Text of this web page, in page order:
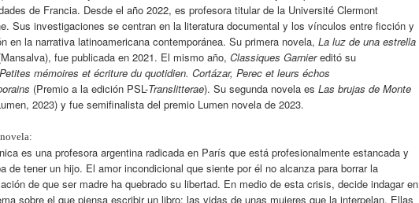
de Francia. Desde el año 2022, es profesora titular de la Université Clermont
Sus investigaciones se centran en la literatura documental y los vínculos entre ficción y
en la narrativa latinoamericana contemporánea. Su primera novela, La luz de una estrella
fue publicada en 2021. El mismo año, Classiques Garniereditó su
Petites mémoires et écriture du quotidien. Cortázar, Perec et leurs échos
(Premio a la edición PSL-Translitterae). Su segunda novela es Las brujas de Monte
2023) y fue semifinalista del premio Lumen novela de 2023.
es una profesora argentina radicada en París que está profesionalmente estancada y
de tener un hijo. El amor incondicional que siente por él no alcanza para borrar la
de que ser madre ha quebrado su libertad. En medio de esta crisis, decide indagar en
sobre el que piensa escribir un libro: las vidas de unas mujeres que la interpelan. Ellas